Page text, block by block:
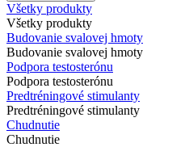
Všetky produkty
Všetky produkty
Budovanie svalovej hmoty
Budovanie svalovej hmoty
Podpora testosterónu
Podpora testosterónu
Predtréningové stimulanty
Predtréningové stimulanty
Chudnutie
Chudnutie